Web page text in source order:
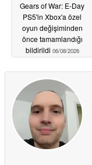
Gears of War: E-Day
PS5'in Xbox'a özel
oyun değişiminden
önce tamamlandığı
bildirildi 06/08/2026